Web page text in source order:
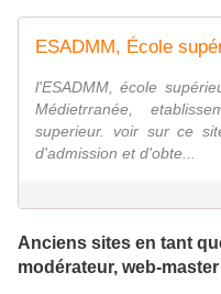
l'ESADMM, école
Médietrranée,
superieur. voir sur ce
d'admission et d'obte...
Anciens sites en tant
modérateur, web-master